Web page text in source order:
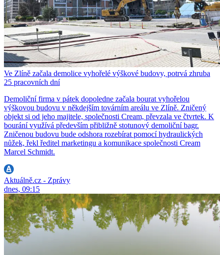
Ve Zlíně začala demolice vyhořelé výškové budovy, potrvá zhruba
25 pracovních dní
Demoliční firma v pátek dopoledne začala bourat vyhořelou
výškovou budovu v někdejším továrním areálu ve Zlíně. Zničený
objekt si od jeho majitele, společnosti Cream, převzala ve čtvrtek. K
bourání využívá především přibližně stotunový demoliční bagr.
Zničenou budovu bude odshora rozebírat pomocí hydraulických
nůžek, řekl ředitel marketingu a komunikace společnosti Cream
Marcel Schmidt.
Aktuálně.cz - Zprávy
dnes, 09:15